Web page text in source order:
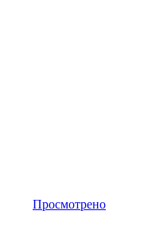
Просмотрено